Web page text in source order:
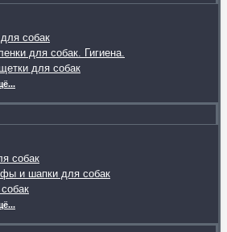
собак
для собак. Гигиена.
для собак
собак
и шапки для собак